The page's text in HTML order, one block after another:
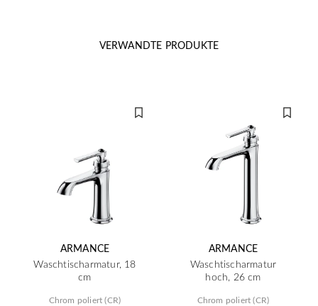
VERWANDTE PRODUKTE
ARMANCE
Waschtischarmatur, 18
cm
Chrom poliert (CR)
ARMANCE
Waschtischarmatur
hoch, 26 cm
Chrom poliert (CR)